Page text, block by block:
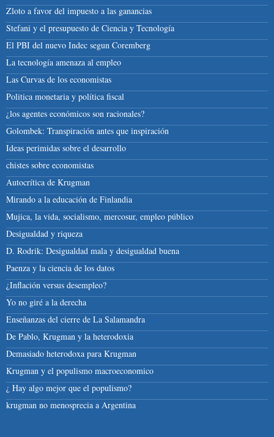
Zloto a favor del impuesto a las ganancias
Stefani y el presupuesto de Ciencia y Tecnología
El PBI del nuevo Indec segun Coremberg
La tecnología amenaza al empleo
Las Curvas de los economistas
Politica monetaria y política fiscal
¿los agentes económicos son racionales?
Golombek: Transpiración antes que inspiración
Ideas perimidas sobre el desarrollo
chistes sobre economistas
Autocrítica de Krugman
Mirando a la educación de Finlandia
Mujica, la vida, socialismo, mercosur, empleo público
Desigualdad y riqueza
D. Rodrik: Desigualdad mala y desigualdad buena
Paenza y la ciencia de los datos
¿Inflación versus desempleo?
Yo no giré a la derecha
Enseñanzas del cierre de La Salamandra
De Pablo, Krugman y la heterodoxia
Demasiado heterodoxa para Krugman
Krugman y el populismo macroeconomico
¿ Hay algo mejor que el populismo?
krugman no menosprecia a Argentina